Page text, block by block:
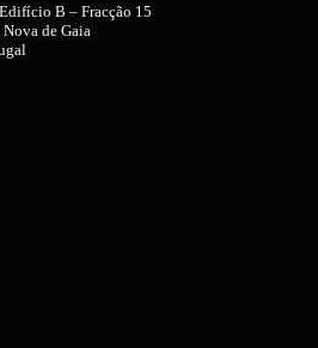
B – Fracção 15
de Gaia